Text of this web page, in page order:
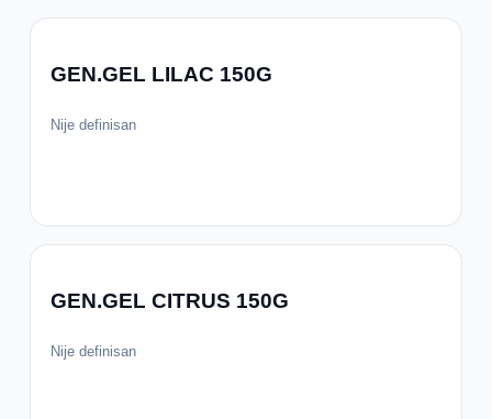
GEN.GEL LILAC 150G
Nije definisan
GEN.GEL CITRUS 150G
Nije definisan